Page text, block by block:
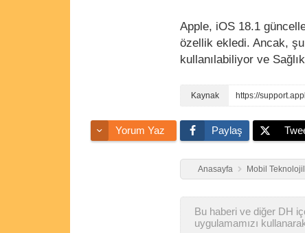
Apple, iOS 18.1
özellik ekledi. Ancak,
kullanılabiliyor ve
https://
Yorum Yaz Paylaş
Anasayfa Mobil
Bu haberi ve diğer DH
uygulamamızı